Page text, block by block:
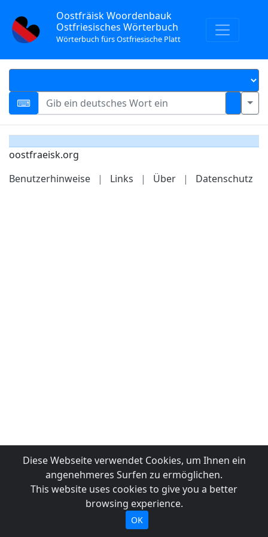
Oostfräisk Woordenbauk
Ostfriesisches Wörterbuch
Wörterbuch fürs Ostfriesische Platt
oostfraeisk.org
Benutzerhinweise
| Links | Über | Datenschutz
Diese Webseite verwendet Cookies, um Ihnen ein
angenehmeres Surfen zu ermöglichen.
This website uses cookies to give you a better
browsing experience.
OK